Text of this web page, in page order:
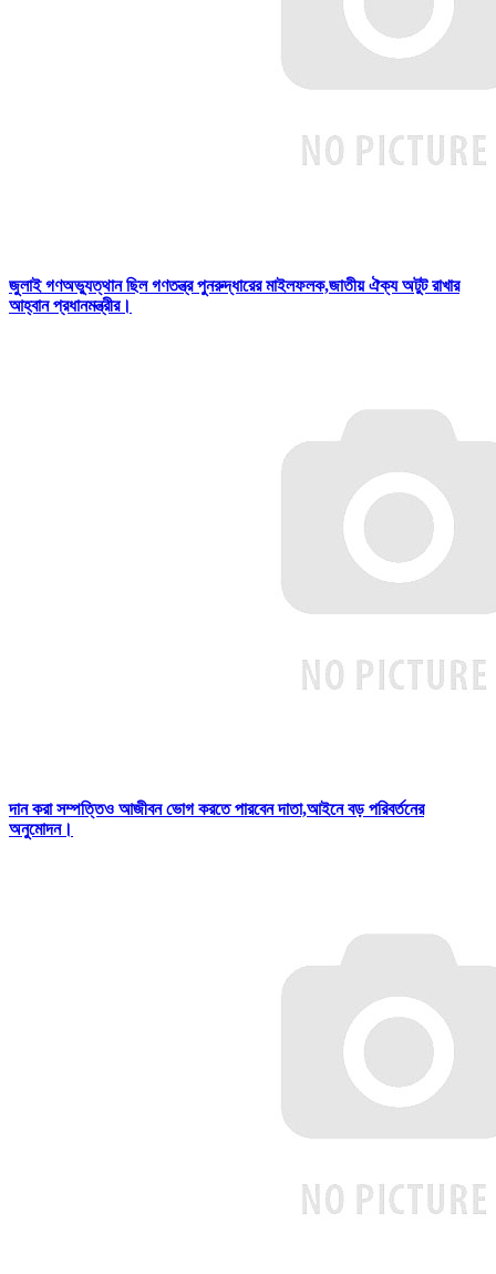
জুলাই গণঅভ্যুত্থান ছিল গণতন্ত্র পুনরুদ্ধারের মাইলফলক,জাতীয় ঐক্য অটুট রাখার
আহ্বান প্রধানমন্ত্রীর।
দান করা সম্পত্তিও আজীবন ভোগ করতে পারবেন দাতা,আইনে বড় পরিবর্তনের
অনুমোদন।